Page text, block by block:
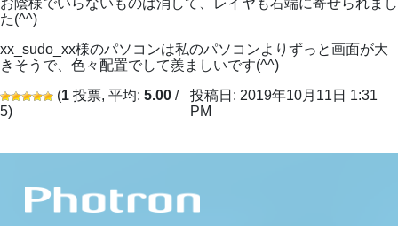
お陰様でいらないものは消して、レイヤも右端に寄せられまし
た(^^)
xx_sudo_xx様のパソコンは私のパソコンよりずっと画面が大
きそうで、色々配置でして羨ましいです(^^)
(1 投票, 平均: 5.00 /
5)
投稿日: 2019年10月11日 1:31
PM